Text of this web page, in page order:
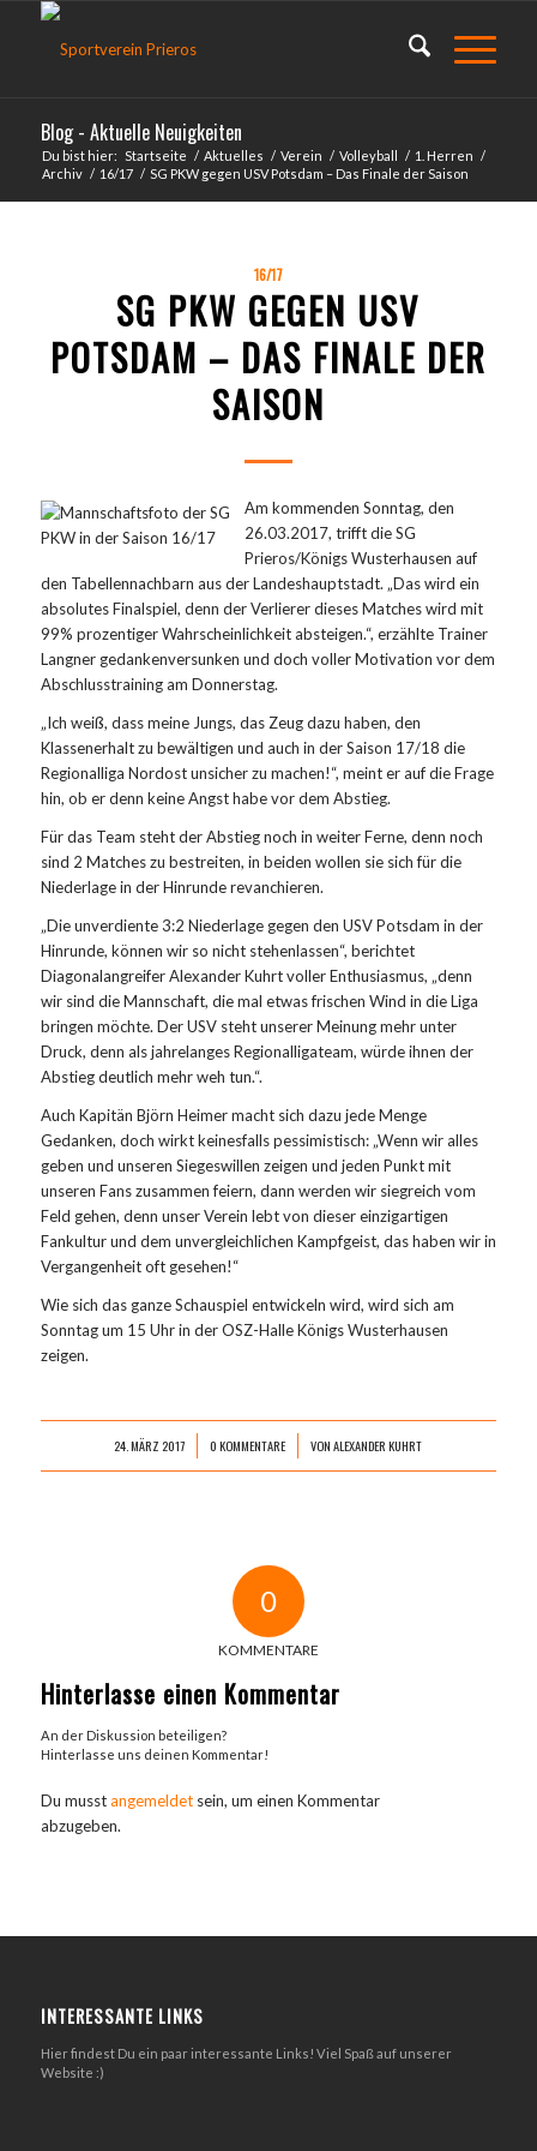
Blog - Aktuelle Neuigkeiten
Du bist hier: Startseite / Aktuelles / Verein / Volleyball / 1. Herren /
Archiv / 16/17 / SG PKW gegen USV Potsdam – Das Finale der Saison
16/17
SG PKW GEGEN USV
POTSDAM – DAS FINALE DER
SAISON
Am kommenden Sonntag, den
26.03.2017, trifft die SG
Prieros/Königs Wusterhausen auf
den Tabellennachbarn aus der Landeshauptstadt. „Das wird ein
absolutes Finalspiel, denn der Verlierer dieses Matches wird mit
99% prozentiger Wahrscheinlichkeit absteigen.“, erzählte Trainer
Langner gedankenversunken und doch voller Motivation vor dem
Abschlusstraining am Donnerstag.
„Ich weiß, dass meine Jungs, das Zeug dazu haben, den
Klassenerhalt zu bewältigen und auch in der Saison 17/18 die
Regionalliga Nordost unsicher zu machen!“, meint er auf die Frage
hin, ob er denn keine Angst habe vor dem Abstieg.
Für das Team steht der Abstieg noch in weiter Ferne, denn noch
sind 2 Matches zu bestreiten, in beiden wollen sie sich für die
Niederlage in der Hinrunde revanchieren.
„Die unverdiente 3:2 Niederlage gegen den USV Potsdam in der
Hinrunde, können wir so nicht stehenlassen“, berichtet
Diagonalangreifer Alexander Kuhrt voller Enthusiasmus, „denn
wir sind die Mannschaft, die mal etwas frischen Wind in die Liga
bringen möchte. Der USV steht unserer Meinung mehr unter
Druck, denn als jahrelanges Regionalligateam, würde ihnen der
Abstieg deutlich mehr weh tun.“.
Auch Kapitän Björn Heimer macht sich dazu jede Menge
Gedanken, doch wirkt keinesfalls pessimistisch: „Wenn wir alles
geben und unseren Siegeswillen zeigen und jeden Punkt mit
unseren Fans zusammen feiern, dann werden wir siegreich vom
Feld gehen, denn unser Verein lebt von dieser einzigartigen
Fankultur und dem unvergleichlichen Kampfgeist, das haben wir in
Vergangenheit oft gesehen!“
Wie sich das ganze Schauspiel entwickeln wird, wird sich am
Sonntag um 15 Uhr in der OSZ-Halle Königs Wusterhausen
zeigen.
24. MÄRZ 2017
/ 0 KOMMENTARE
/ VONALEXANDER KUHRT
0
KOMMENTARE
Hinterlasse einen Kommentar
An der Diskussion beteiligen?
Hinterlasse uns deinen Kommentar!
Du musstangemeldetsein, um einen Kommentar
abzugeben.
INTERESSANTE LINKS
Hier findest Du ein paar interessante Links! Viel Spaß auf unserer
Website :)